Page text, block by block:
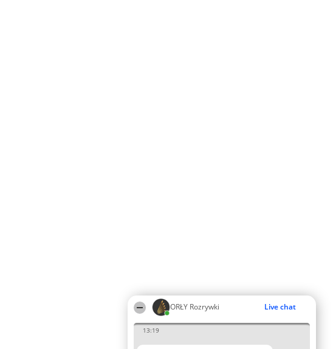
ORŁY Rozrywki Live chat
13:19